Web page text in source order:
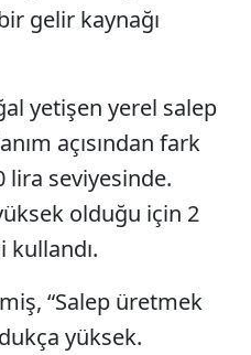
gelir kaynağı
yetişen yerel salep
açısından fark
lira seviyesinde.
olduğu için 2
kullandı.
“Salep üretmek
yüksek.